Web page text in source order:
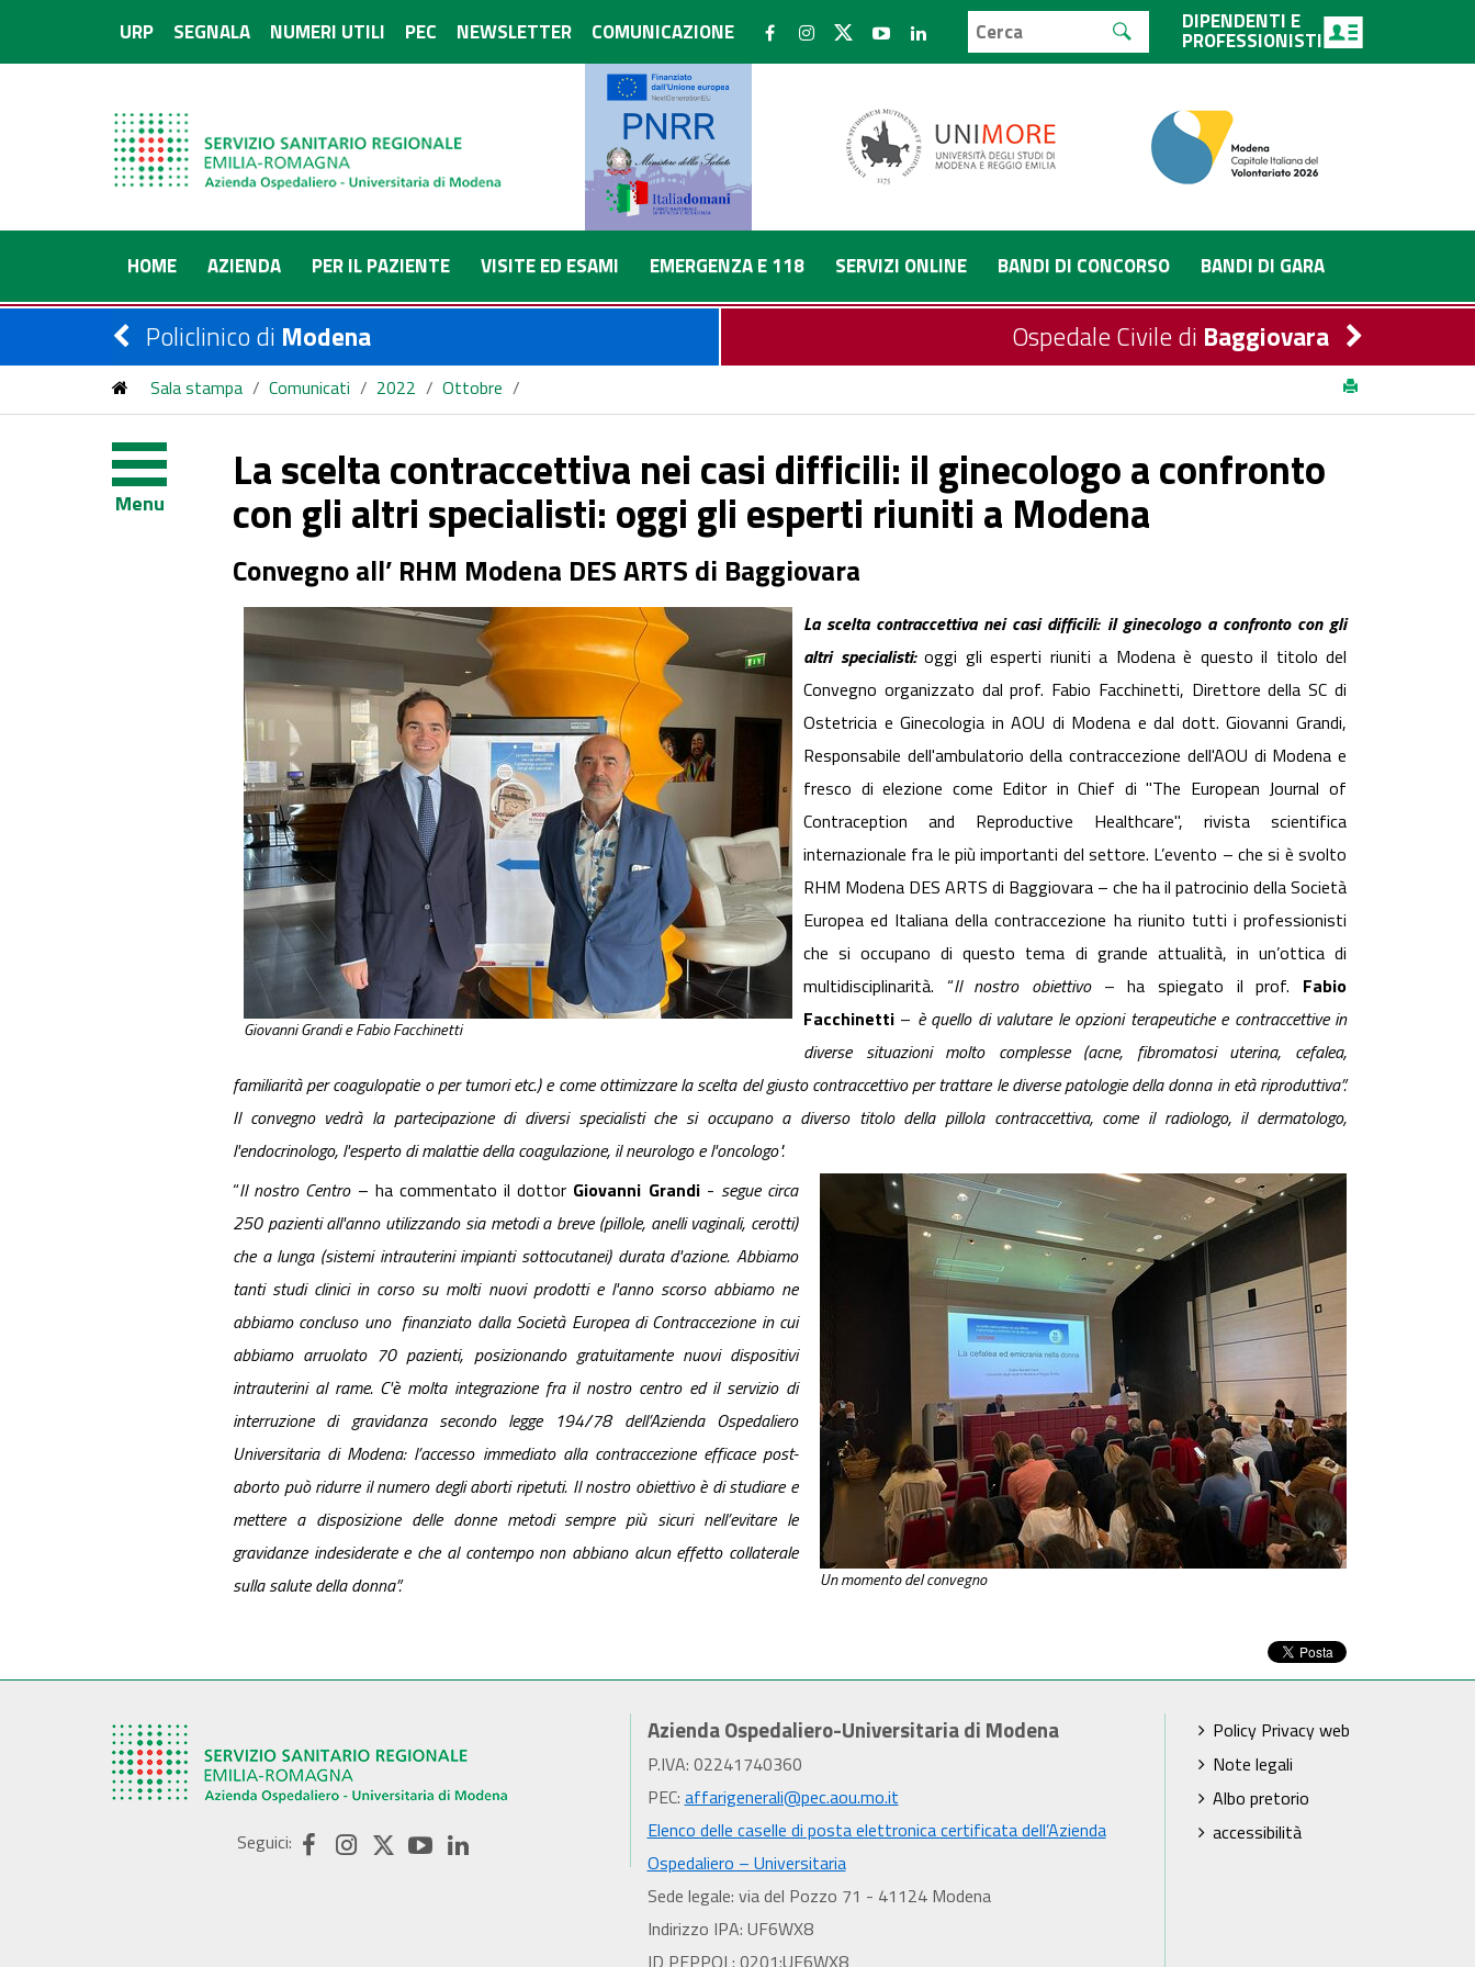
URP SEGNALA NUMERI UTILI PEC NEWSLETTER COMUNICAZIONE DIPENDENTI E
PROFESSIONISTI
HOME AZIENDA PER IL PAZIENTE VISITE ED ESAMI EMERGENZA E 118 SERVIZI ONLINE BANDI DI CONCORSO BANDI DI GARA
Policlinico di Modena Ospedale Civile di Baggiovara
Sala stampa / Comunicati / 2022 / Ottobre /
Menu
La scelta contraccettiva nei casi difficili: il ginecologo a confronto
con gli altri specialisti: oggi gli esperti riuniti a Modena
Convegno all’ RHM Modena DES ARTS di Baggiovara
Giovanni Grandi e Fabio Facchinetti
La scelta contraccettiva nei casi difficili: il ginecologo a confronto con gli
altri specialisti:oggi gli esperti riuniti a Modena è questo il titolo del
Convegno organizzato dal prof. Fabio Facchinetti, Direttore della SC di
Ostetricia e Ginecologia in AOU di Modena e dal dott. Giovanni Grandi,
Responsabile dell'ambulatorio della contraccezione dell'AOU di Modena e
fresco di elezione come Editor in Chief di "The European Journal of
Contraception and Reproductive Healthcare", rivista scientifica
internazionale fra le più importanti del settore. L’evento – che si è svolto
RHM Modena DES ARTS di Baggiovara – che ha il patrocinio della Società
Europea ed Italiana della contraccezione ha riunito tutti i professionisti
che si occupano di questo tema di grande attualità, in un’ottica di
multidisciplinarità. “Il nostro obiettivo– ha spiegato il prof. Fabio
Facchinetti – è quello di valutare le opzioni terapeutiche e contraccettive in
diverse situazioni molto complesse (acne, fibromatosi uterina, cefalea,
familiarità per coagulopatie o per tumori etc.) e comeottimizzare la scelta del giusto contraccettivo per trattare le diverse patologie della donna in età riproduttiva”.
Il convegno vedrà la partecipazione di diversi specialisti che si occupano a diverso titolo della pillola contraccettiva, come il radiologo, il dermatologo,
l'endocrinologo, l'esperto di malattie della coagulazione, il neurologo e l'oncologo".
Un momento del convegno
“Il nostro Centro– ha commentato il dottor Giovanni Grandi - segue circa
250 pazienti all'anno utilizzando sia metodi a breve (pillole, anelli vaginali, cerotti)
che a lunga (sistemi intrauterini impianti sottocutanei) durata d'azione. Abbiamo
tanti studi clinici in corso su molti nuovi prodotti e l'anno scorso abbiamo ne
abbiamo concluso uno finanziato dalla Società Europea di Contraccezione in cui
abbiamo arruolato 70 pazienti, posizionando gratuitamente nuovi dispositivi
intrauterini al rame. C'è molta integrazione fra il nostro centro ed il servizio di
interruzione di gravidanza secondo legge 194/78 dell’Azienda Ospedaliero
Universitaria di Modena: l’accesso immediato alla contraccezione efficace post-
aborto può ridurre ilnumero degli aborti ripetuti. Il nostro obiettivo è di studiare e
mettere a disposizione delle donne metodi sempre più sicuri nell’evitare le
gravidanze indesiderate e che al contempo non abbiano alcun effetto collaterale
sullasalute della donna”.
Seguici:
Azienda Ospedaliero-Universitaria di Modena
P.IVA: 02241740360
PEC: affarigenerali@pec.aou.mo.it
Elenco delle caselle di posta elettronica certificata dell’Azienda
Ospedaliero – Universitaria
Sede legale: via del Pozzo 71 - 41124 Modena
Indirizzo IPA: UF6WX8
ID PEPPOL: 0201:UF6WX8
Policy Privacy web
Note legali
Albo pretorio
accessibilità